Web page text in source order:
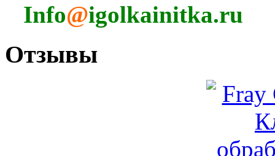
Info@igolkainitka.ru
Отзывы